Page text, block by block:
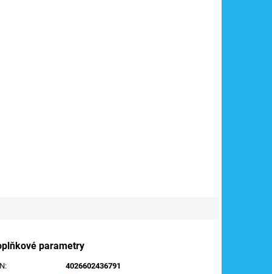
parametry
: 4026602436791